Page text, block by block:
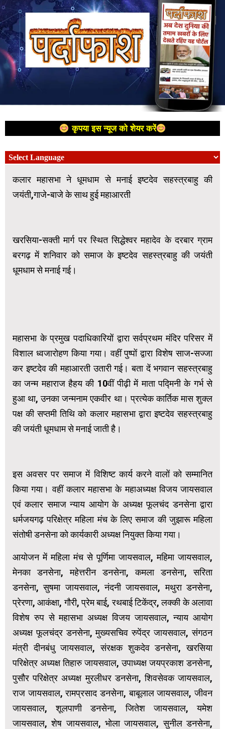
कृपया इस न्यूज को शेयर करें
कलार महासभा ने धूमधाम से मनाई इष्टदेव सहस्त्रबाहु की
जयंती,गाजे-बाजे के साथ हुई महाआरती
खरसिया-सक्ती मार्ग पर स्थित सिद्धेश्वर महादेव के दरबार ग्राम
बरगढ़ में शनिवार को समाज के इष्टदेव सहस्त्रबाहु की जयंती
धूमधाम से मनाई गई।
महासभा के प्रमुख पदाधिकारियों द्वारा सर्वप्रथम मंदिर परिसर में
विशाल ध्वजारोहण किया गया। वहीं पुष्पों द्वारा विशेष साज-सज्जा
कर इष्टदेव की महाआरती उतारी गई। बता दें भगवान सहस्त्रबाहु
का जन्म महाराज हैहय की 10वीं पीढ़ी में माता पद्मिनी के गर्भ से
हुआ था, उनका जन्मनाम एकवीर था। प्रत्येक कार्तिक मास शुक्ल
पक्ष की सप्तमी तिथि को कलार महासभा द्वारा इष्टदेव सहस्त्रबाहु
की जयंती धूमधाम से मनाई जाती है।
इस अवसर पर समाज में विशिष्ट कार्य करने वालों को सम्मानित
किया गया। वहीं कलार महासभा के महाअध्यक्ष विजय जायसवाल
एवं कलार समाज न्याय आयोग के अध्यक्ष फूलचंद डनसेना द्वारा
धर्मजयगढ़ परिक्षेत्र महिला मंच के लिए समाज की जुझारू महिला
संतोषी डनसेना को कार्यकारी अध्यक्ष नियुक्त किया गया।
आयोजन में महिला मंच से पूर्णिमा जायसवाल, महिमा जायसवाल,
मेनका डनसेना, महेत्तरीन डनसेना, कमला डनसेना, सरिता
डनसेना, सुषमा जायसवाल, नंदनी जायसवाल, मथुरा डनसेना,
प्रेरणा, आकंक्षा, गौरी, प्रेम बाई, रथबाई टिकेंद्र, लक्की के अलावा
विशेष रुप से महासभा अध्यक्ष विजय जायसवाल, न्याय आयोग
अध्यक्ष फूलचंद्र डनसेना, मुख्यसचिव रुपेंद्र जायसवाल, संगठन
मंत्री दीनबंधु जायसवाल, संरक्षक शुकदेव डनसेना, खरसिया
परिक्षेत्र अध्यक्ष तिहारु जायसवाल, उपाध्यक्ष जयप्रकाश डनसेना,
पुसौर परिक्षेत्र अध्यक्ष मुरलीधर डनसेना, शिवसेवक जायसवाल,
राज जायसवाल, रामप्रसाद डनसेना, बाबूलाल जायसवाल, जीवन
जायसवाल, शूलपाणी डनसेना, जितेश जायसवाल, यमेश
जायसवाल, शेष जायसवाल, भोला जायसवाल, सुनील डनसेना,